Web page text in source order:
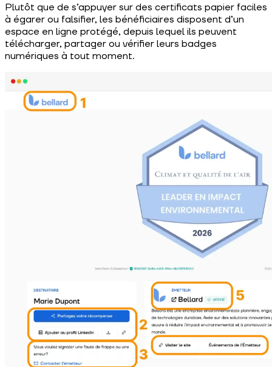
Plutôt que de s’appuyer sur des certificats papier faciles
à égarer ou falsifier, les bénéficiaires disposent d’un
espace en ligne protégé, depuis lequel ils peuvent
télécharger, partager ou vérifier leurs badges
numériques à tout moment.